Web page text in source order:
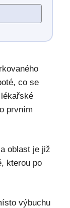
co se
prvním
oblast je již
kterou po
výbuchu